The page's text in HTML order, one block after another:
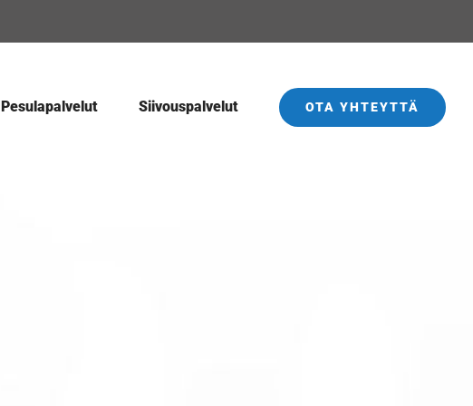
Pesulapalvelut Siivouspalvelut OTA YHTEYTTÄ